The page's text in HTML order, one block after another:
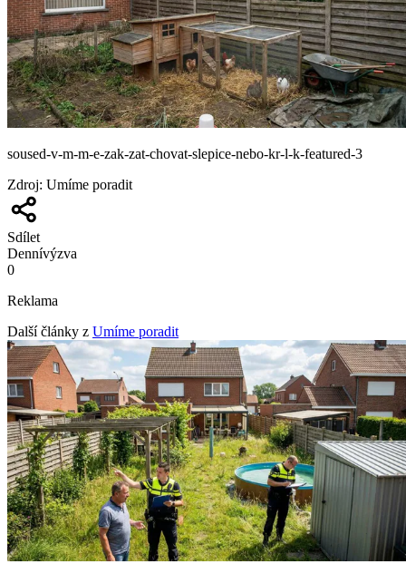
soused-v-m-m-e-zak-zat-chovat-slepice-nebo-kr-l-k-featured-3
Zdroj: Umíme poradit
Sdílet
Dennívýzva
0
Reklama
Další články z Umíme poradit